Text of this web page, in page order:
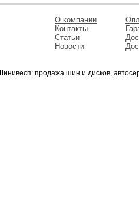
О компании
Контакты
Статьи
Новости
продажа шин и дисков,